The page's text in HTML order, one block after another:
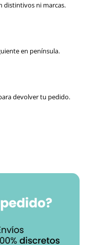
distintivos ni marcas.
en península.
devolver tu pedido.